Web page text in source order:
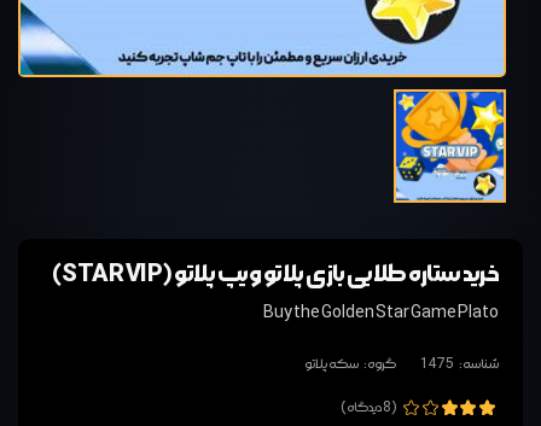
خرید ستاره طلایی بازی پلاتو ویپ پلاتو (STAR VIP)
Buy the Golden Star Game Plato
شناسه: 1475 گروه: سکه پلاتو
(8 دیدگاه)